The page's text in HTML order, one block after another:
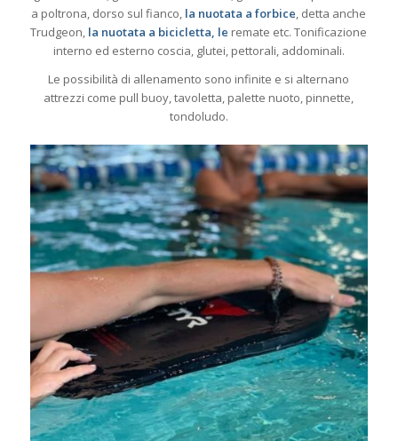
a poltrona, dorso sul fianco, la nuotata a forbice, detta anche
Trudgeon, la nuotata a bicicletta, le remate etc. Tonificazione
interno ed esterno coscia, glutei, pettorali, addominali.
Le possibilità di allenamento sono infinite e si alternano
attrezzi come pull buoy, tavoletta, palette nuoto, pinnette,
tondoludo.